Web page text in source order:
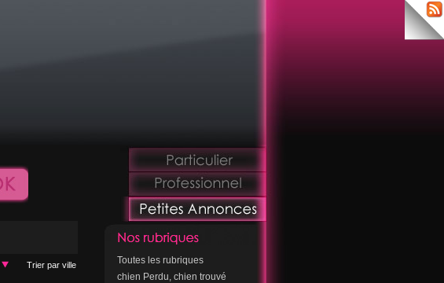
Toutes les rubriques
chien Perdu, chien trouvé
Trier par ville